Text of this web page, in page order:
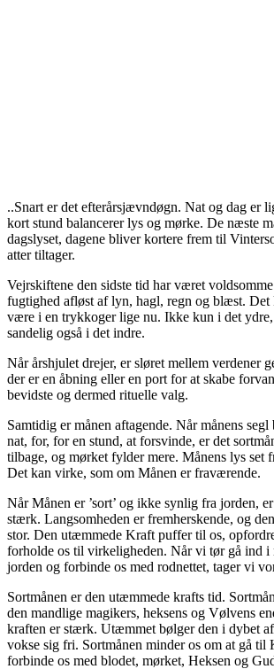
..Snart er det efterårsjævndøgn. Nat og dag er
kort stund balancerer lys og mørke. De næste
dagslyset, dagene bliver kortere frem til
atter tiltager.
Vejrskiftene den sidste tid har været
fugtighed afløst af lyn, hagl, regn og blæst. Det
være i en trykkoger lige nu. Ikke kun i det
sandelig også i det indre.
Når årshjulet drejer, er sløret mellem verdener
der er en åbning eller en port for at skabe
bevidste og dermed rituelle valg.
Samtidig er månen aftagende. Når månens
nat, for, for en stund, at forsvinde, er det
tilbage, og mørket fylder mere. Månens lys set
Det kan virke, som om Månen er fraværende.
Når Månen er ’sort’ og ikke synlig fra jorden,
stærk. Langsomheden er fremherskende, og
stor. Den utæmmede Kraft puffer til os,
forholde os til virkeligheden. Når vi tør gå ind i
jorden og forbinde os med rodnettet, tager vi
Sortmånen er den utæmmede krafts tid.
den mandlige magikers, heksens og Vølvens
kraften er stærk. Utæmmet bølger den i dybet
vokse sig fri. Sortmånen minder os om at gå til
forbinde os med blodet, mørket, Heksen og